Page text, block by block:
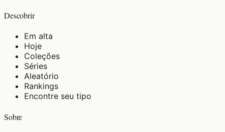
Descobrir
Em alta
Hoje
Coleções
Séries
Aleatório
Rankings
Encontre seu tipo
Sobre